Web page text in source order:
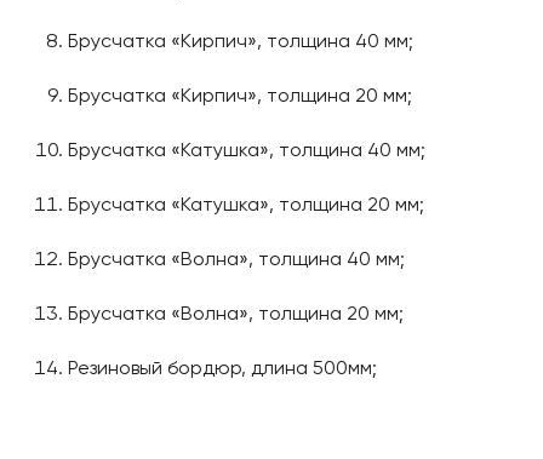
Брусчатка «Кирпич», толщина 40 мм;
Брусчатка «Кирпич», толщина 20 мм;
Брусчатка «Катушка», толщина 40 мм;
Брусчатка «Катушка», толщина 20 мм;
Брусчатка «Волна», толщина 40 мм;
Брусчатка «Волна», толщина 20 мм;
Резиновый бордюр, длина 500мм;